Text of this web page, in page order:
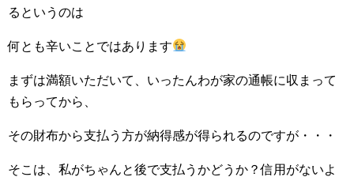
るというのは
何とも辛いことではあります
まずは満額いただいて、いったんわが家の通帳に収まって
もらってから、
その財布から支払う方が納得感が得られるのですが・・・
そこは、私がちゃんと後で支払うかどうか？信用がないよ